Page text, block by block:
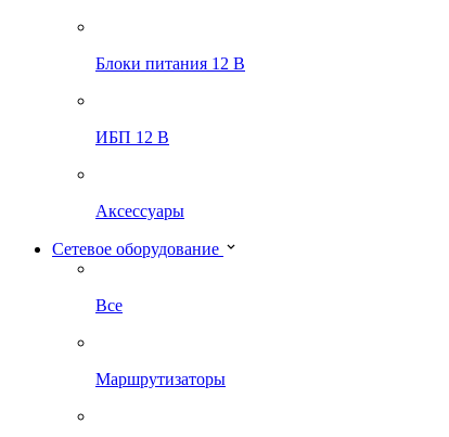
Блоки питания 12 В
ИБП 12 В
Аксессуары
Сетевое оборудование
Все
Маршрутизаторы